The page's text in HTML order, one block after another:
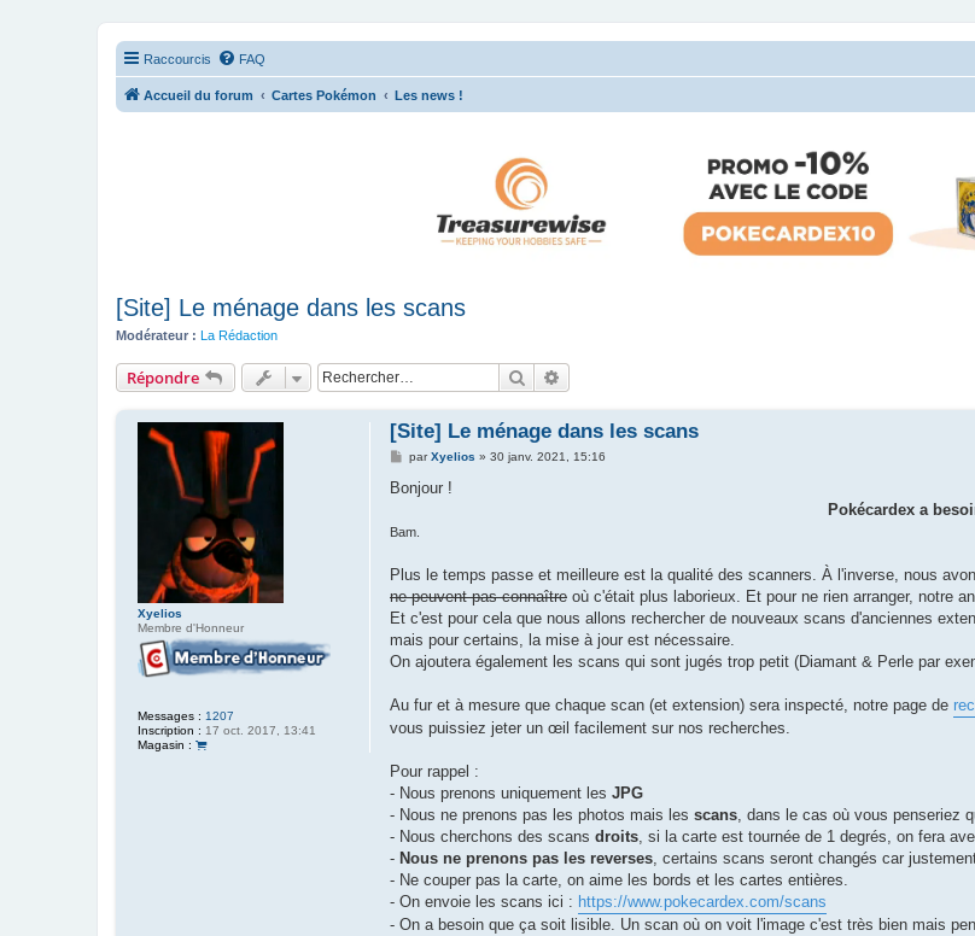
Raccourcis FAQ
Accueil du forum Cartes Pokémon Les news !
[Site] Le ménage dans les scans
Modérateur : La Rédaction
Répondre Rechercher
Xyelios
Membre d'Honneur
Messages : 1207
Inscription : 17 oct. 2017, 13:41
Magasin :
[Site] Le ménage dans les scans
M
s
g
parXyelios » 30 janv. 2021, 15:16
Bonjour !
Pokécardex a
Bam.
Plus le temps passe et meilleure est la qualité des scanners. À l'inverse, nous
ne peuvent pas connaître où c'était plus laborieux. Et pour ne rien arranger, notre
Et c'est pour cela que nous allons rechercher de nouveaux scans d'anciennes
mais pour certains, la mise à jour est nécessaire.
On ajoutera également les scans qui sont jugés trop petit (Diamant & Perle par
Au fur et à mesure que chaque scan (et extension) sera inspecté, notre page de
vous puissiez jeter un œil facilement sur nos recherches.
Pour rappel :
- Nous prenons uniquement les JPG
- Nous ne prenons pas les photos mais les scans, dans le cas où vous penseriez
- Nous cherchons des scans droits, si la carte est tournée de 1 degrés, on fera
- Nous ne prenons pas les reverses, certains scans seront changés car
- Ne couper pas la carte, on aime les bords et les cartes entières.
- On envoie les scans ici : https://www.pokecardex.com/scans
- On a besoin que ça soit lisible. Un scan où on voit l'image c'est très bien mais